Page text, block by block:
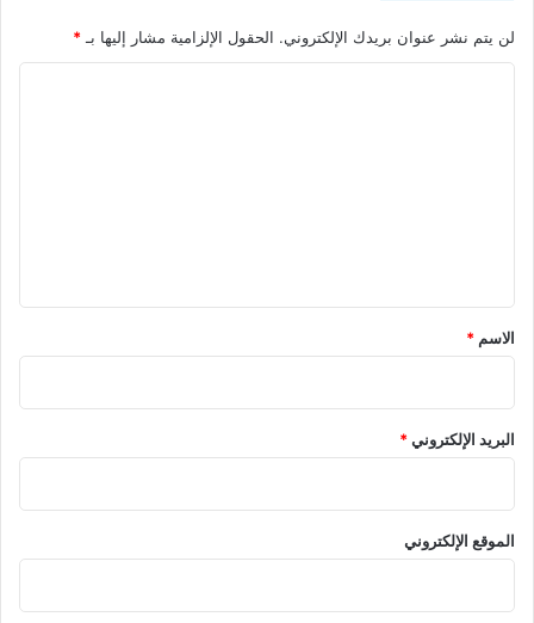
لن يتم نشر عنوان بريدك الإلكتروني. الحقول الإلزامية مشار إليها بـ *
*
الاسم *
البريد الإلكتروني*
الموقع الإلكتروني